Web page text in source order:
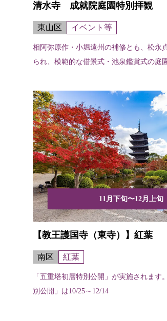
清水寺 成就院庭園特別拝観
東山区 イベント等
相阿弥原作・小堀遠州の補修とも、松永
られ、模範的な借景式・池泉鑑賞式の庭
11月下旬〜12月上旬
【教王護国寺（東寺）】紅葉
南区 紅葉
「五重塔初層特別公開」が実施されま
別公開」は10/25～12/14